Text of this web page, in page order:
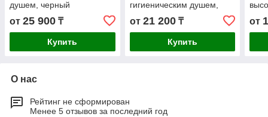
душем, черный
от 25 900 ₸
Купить
гигиеническим душем,
от 21 200₸
Купить
от
О нас
Рейтинг не сформирован
Менее 5 отзывов за последний год